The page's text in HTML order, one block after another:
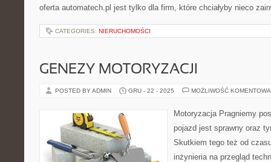
oferta automatech.pl jest tylko dla firm, które chciałyby nieco
CATEGORIES: NIERUCHOMOŚCI
GENEZY MOTORYZACJI
POSTED BY ADMIN GRU - 22 - 2025 MOŻLIWOŚĆ
Motoryzacja Pragniemy
pojazd jest sprawny oraz
Skutkiem tego też od
inżynieria na przegląd